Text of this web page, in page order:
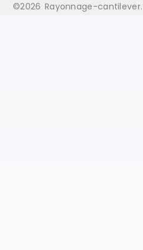
©2026 Rayonnage-